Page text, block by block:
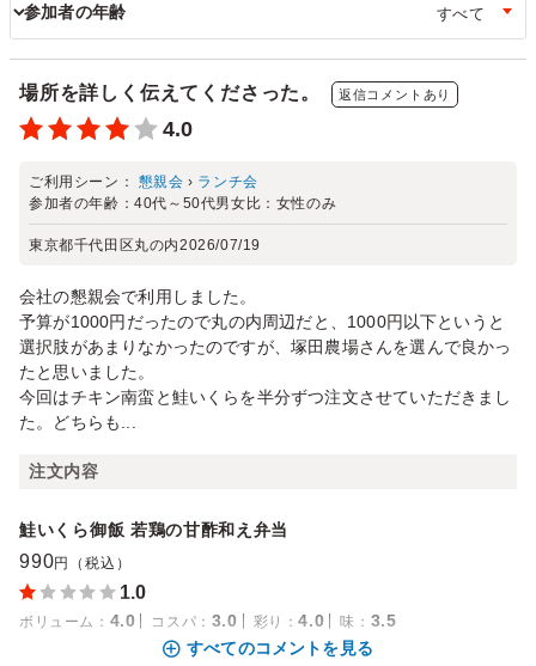
参加者の年齢
場所を詳しく伝えてくださった。 返信コメントあり
4.0
ご利用シーン： 懇親会 › ランチ会
参加者の年齢：40代～50代男女比： 女性のみ
東京都千代田区丸の内2026/07/19
会社の懇親会で利用しました。
予算が1000円だったので丸の内周辺だと、1000円以下というと
選択肢があまりなかったのですが、塚田農場さんを選んで良かっ
たと思いました。
今回はチキン南蛮と鮭いくらを半分ずつ注文させていただきまし
た。どちらも...
注文内容
鮭いくら御飯 若鶏の甘酢和え弁当
990円（税込）
1.0
ボリューム ： 4.0 コスパ ： 3.0 彩り ：4.0 味 ： 3.5
すべてのコメントを見る